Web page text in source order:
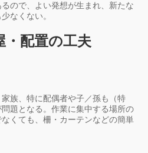
ので、よい発想が生まれ、新たな
なくない。
・配置の工夫
族、特に配偶者や子／孫も（特
題となる。作業に集中する場所の
くても、柵・カーテンなどの簡単